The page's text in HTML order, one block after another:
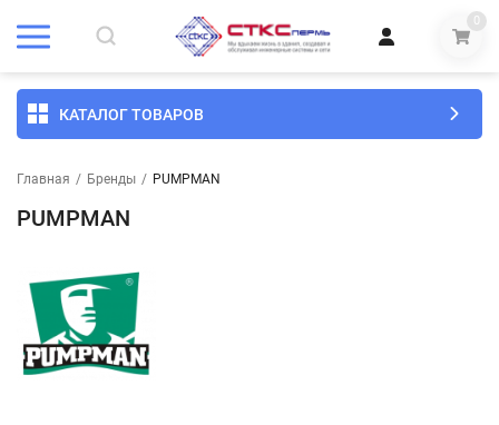
0
КАТАЛОГ ТОВАРОВ
Главная / Бренды / PUMPMAN
PUMPMAN